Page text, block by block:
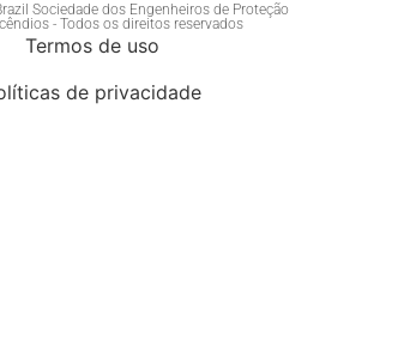
Sociedade dos Engenheiros de Proteção
- Todos os direitos reservados
Termos de uso
de privacidade